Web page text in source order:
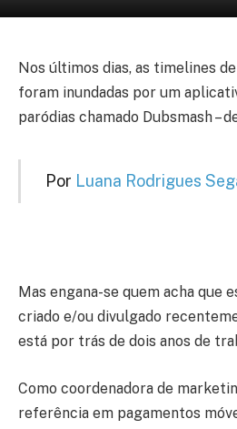
Nos últimos dias, as timelines
foram inundadas por um
paródias chamado Dubsmash –
Por Luana Rodrigues
Mas engana-se quem acha que
criado e/ou divulgado
está por trás de dois anos de
Como coordenadora de
referência em pagamentos